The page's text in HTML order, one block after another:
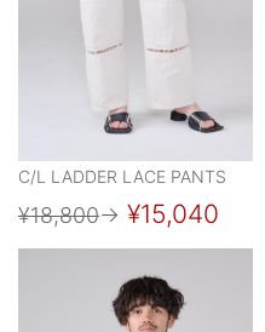
C/L LADDER LACE PANTS
¥18,800→ ¥15,040